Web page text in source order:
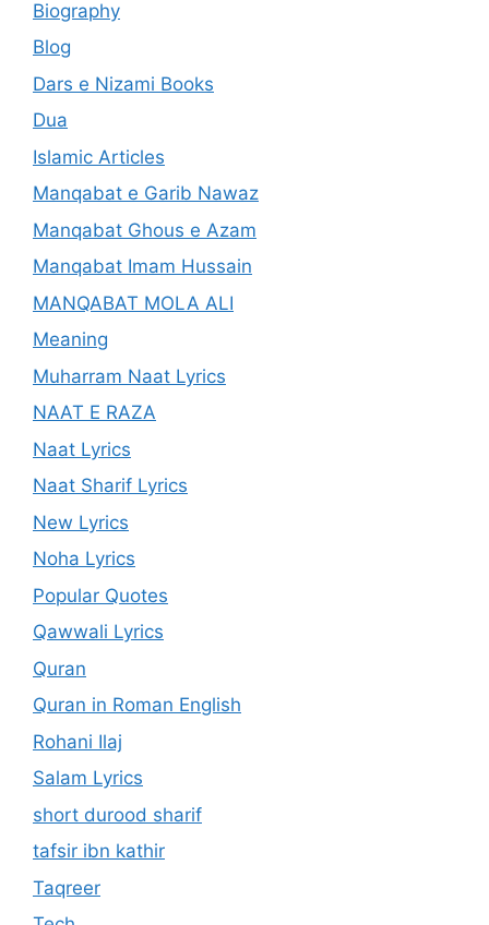
Biography
Blog
Dars e Nizami Books
Dua
Islamic Articles
Manqabat e Garib Nawaz
Manqabat Ghous e Azam
Manqabat Imam Hussain
MANQABAT MOLA ALI
Meaning
Muharram Naat Lyrics
NAAT E RAZA
Naat Lyrics
Naat Sharif Lyrics
New Lyrics
Noha Lyrics
Popular Quotes
Qawwali Lyrics
Quran
Quran in Roman English
Rohani Ilaj
Salam Lyrics
short durood sharif
tafsir ibn kathir
Taqreer